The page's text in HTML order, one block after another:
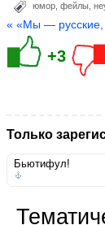
юмор фейлы
« «Мы — русские,
+3
Только
Бьютифул!